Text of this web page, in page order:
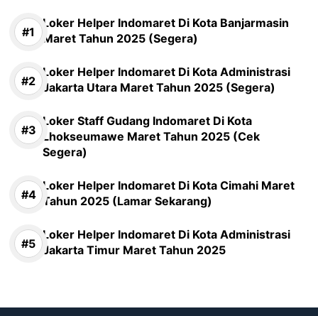
Loker Helper Indomaret Di Kota Banjarmasin
Maret Tahun 2025 (Segera)
Loker Helper Indomaret Di Kota Administrasi
Jakarta Utara Maret Tahun 2025 (Segera)
Loker Staff Gudang Indomaret Di Kota
Lhokseumawe Maret Tahun 2025 (Cek
Segera)
Loker Helper Indomaret Di Kota Cimahi Maret
Tahun 2025 (Lamar Sekarang)
Loker Helper Indomaret Di Kota Administrasi
Jakarta Timur Maret Tahun 2025